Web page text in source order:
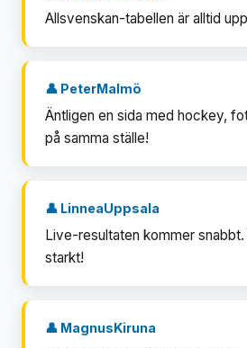
Allsvenskan-tabellen är alltid
👤 PeterMalmö
Äntligen en sida med hockey,
på samma ställe!
👤 LinneaUppsala
Live-resultaten kommer
starkt!
👤 MagnusKiruna